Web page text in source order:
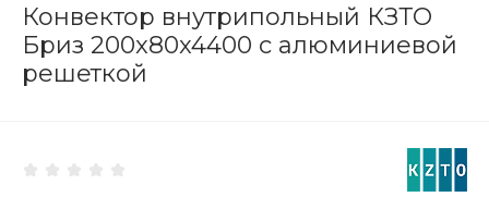
Конвектор внутрипольный КЗТО
Бриз 200x80x4400 с алюминиевой
решеткой